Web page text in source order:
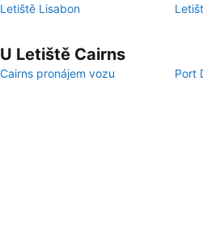
Letiště Lisabon
U Letiště Cairns
Cairns pronájem vozu Port